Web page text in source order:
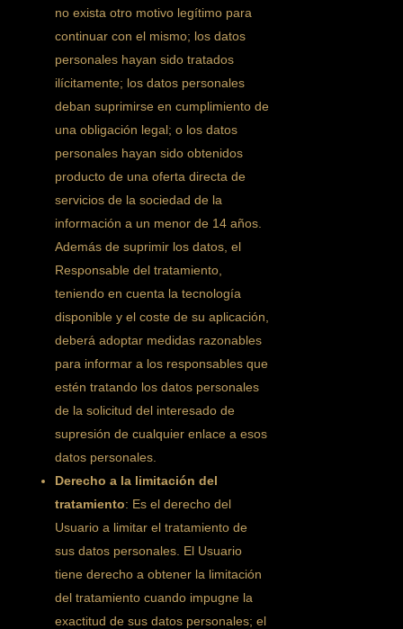
no exista otro motivo legítimo para
continuar con el mismo; los datos
personales hayan sido tratados
ilícitamente; los datos personales
deban suprimirse en cumplimiento de
una obligación legal; o los datos
personales hayan sido obtenidos
producto de una oferta directa de
servicios de la sociedad de la
información a un menor de 14 años.
Además de suprimir los datos, el
Responsable del tratamiento,
teniendo en cuenta la tecnología
disponible y el coste de su aplicación,
deberá adoptar medidas razonables
para informar a los responsables que
estén tratando los datos personales
de la solicitud del interesado de
supresión de cualquier enlace a esos
datos personales.
Derecho a la limitación del
tratamiento: Es el derecho del
Usuario a limitar el tratamiento de
sus datos personales. El Usuario
tiene derecho a obtener la limitación
del tratamiento cuando impugne la
exactitud de sus datos personales; el